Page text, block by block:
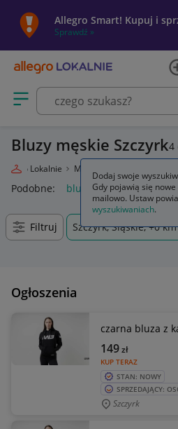
Allegro Smart! Kupuj i
Sprawdź »
Otwórz menu z kategoriami
Bluzy męskie Szczyrk4
Allegro Lokalnie Moda
Podobne: bluza bluza nike
Filtruj Szczyrk, Śląskie, +0 km
Ogłoszenia
czarna bluza z
KUP TERAZ
149zł
STAN: NOWY
SPRZEDAJĄCY:
Szczyrk
Dodaj swoje
Gdy pojawią się
mailowo. Ustaw
wyszukiwaniach.